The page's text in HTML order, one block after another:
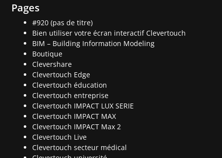
Pages
#920 (pas de titre)
Bien utiliser votre écran interactif Clevertouch
BIM – Building Information Modeling
Boutique
Clevershare
Clevertouch Edge
Clevertouch éducation
Clevertouch entreprise
Clevertouch IMPACT LUX SERIE
Clevertouch IMPACT MAX
Clevertouch IMPACT Max 2
Clevertouch Live
Clevertouch secteur médical